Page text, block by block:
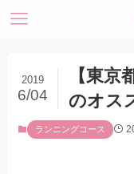
【東
のオス
2019
6/04
ランニングコース